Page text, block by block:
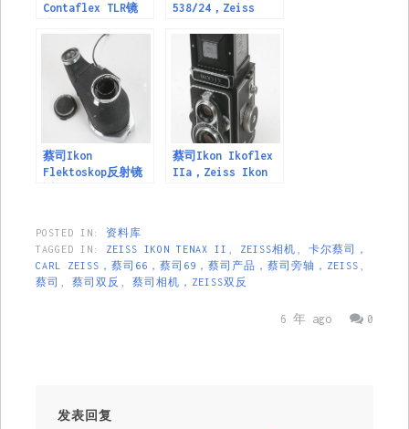
Contaflex TLR镜
Contaflex TLR
Lenses
538/24，Zeiss
538/24
蔡司Ikon
Flektoskop反射镜
housing for
Contax
蔡司Ikon Ikoflex
IIa，Zeiss Ikon
POSTED IN: 资料库
TAGGED IN: ZEISS IKON TENAX II ZEISS相机
卡尔蔡司，
CARL ZEISS，蔡司66，蔡司69，蔡司产品，蔡司旁轴，ZEISS
蔡司
蔡司双反 蔡司相机，ZEISS双反
0
6 年 ago
发表回复